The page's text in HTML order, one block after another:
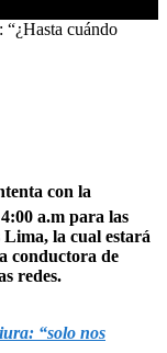
“¿Hasta cuándo
con la
a.m para las
Lima, la cual estará
conductora de
redes.
“solo nos